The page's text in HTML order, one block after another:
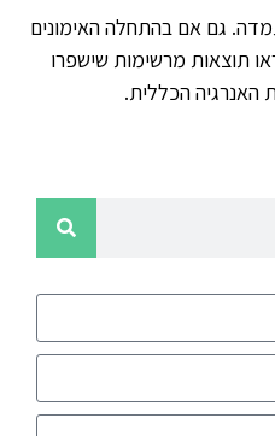
גם אם בהתחלה האימונים
תוצאות מרשימות שישפרו
האנרגיה הכללית.